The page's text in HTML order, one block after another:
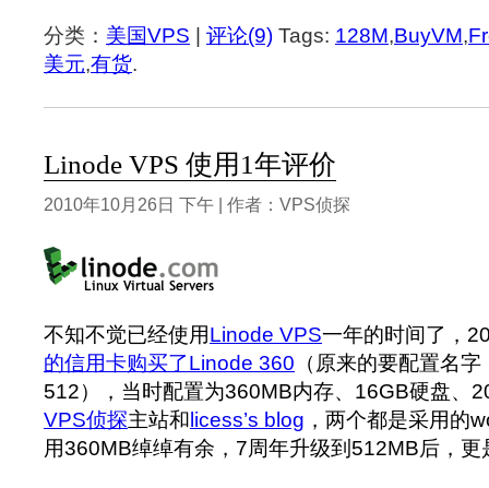
分类： 美国VPS 评论(9) Tags: 128M,BuyVM,
美元,有货.
Linode VPS 使用1年评价
2010年10月26日 下午 | 作者：VPS侦探
不知不觉已经使用Linode VPS一年的时间了，
的信用卡购买了Linode 360 （原来的要配置名
512），当时配置为360MB内存、16GB硬盘、
VPS侦探主站和 licess’s blog ，两个都是采用的
用360MB绰绰有余，7周年升级到512MB后，更